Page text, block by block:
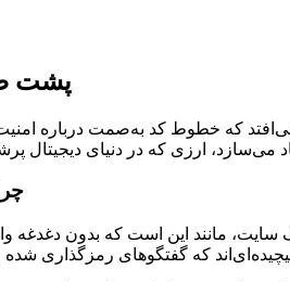
پشت
که خطوط کد به‌صمت درباره امنیت
مانند این است که بدون دغدغه